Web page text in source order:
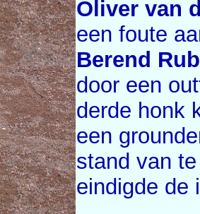
Oliver van
een foute
Berend
door een
derde honk
een
stand van
eindigde de